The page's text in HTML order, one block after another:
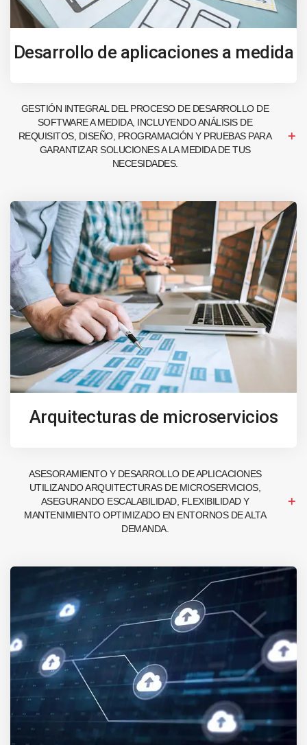
Desarrollo de aplicaciones a medida
GESTIÓN INTEGRAL DEL PROCESO DE DESARROLLO DE
SOFTWARE A MEDIDA, INCLUYENDO ANÁLISIS DE
REQUISITOS, DISEÑO, PROGRAMACIÓN Y PRUEBAS PARA
GARANTIZAR SOLUCIONES A LA MEDIDA DE TUS
NECESIDADES.
Arquitecturas de microservicios
ASESORAMIENTO Y DESARROLLO DE APLICACIONES
UTILIZANDO ARQUITECTURAS DE MICROSERVICIOS,
ASEGURANDO ESCALABILIDAD, FLEXIBILIDAD Y
MANTENIMIENTO OPTIMIZADO EN ENTORNOS DE ALTA
DEMANDA.